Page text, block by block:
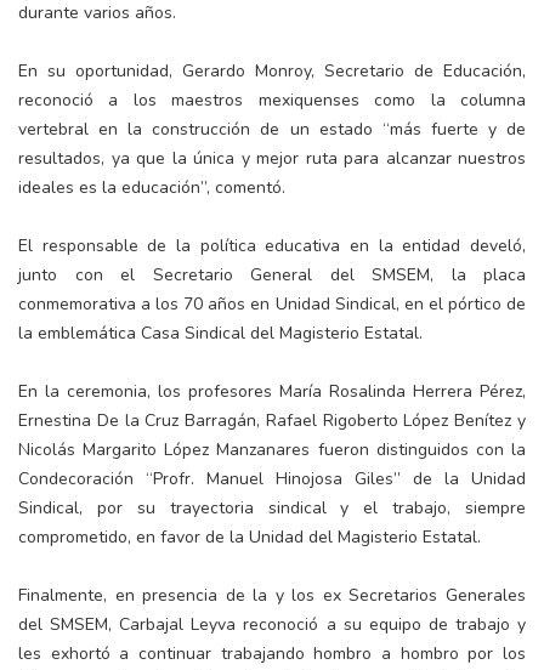
durante varios años.
En su oportunidad, Gerardo Monroy, Secretario de Educación,
reconoció a los maestros mexiquenses como la columna
vertebral en la construcción de un estado “más fuerte y de
resultados, ya que la única y mejor ruta para alcanzar nuestros
ideales es la educación”, comentó.
El responsable de la política educativa en la entidad develó,
junto con el Secretario General del SMSEM, la placa
conmemorativa a los 70 años en Unidad Sindical, en el pórtico de
la emblemática Casa Sindical del Magisterio Estatal.
En la ceremonia, los profesores María Rosalinda Herrera Pérez,
Ernestina De la Cruz Barragán, Rafael Rigoberto López Benítez y
Nicolás Margarito López Manzanares fueron distinguidos con la
Condecoración “Profr. Manuel Hinojosa Giles” de la Unidad
Sindical, por su trayectoria sindical y el trabajo, siempre
comprometido, en favor de la Unidad del Magisterio Estatal.
Finalmente, en presencia de la y los ex Secretarios Generales
del SMSEM, Carbajal Leyva reconoció a su equipo de trabajo y
les exhortó a continuar trabajando hombro a hombro por los